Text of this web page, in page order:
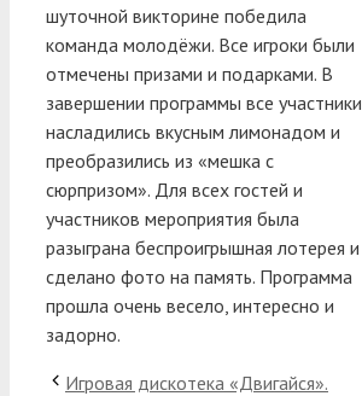
шуточной викторине победила
команда молодёжи. Все игроки были
отмечены призами и подарками. В
завершении программы все участники
насладились вкусным лимонадом и
преобразились из «мешка с
сюрпризом». Для всех гостей и
участников мероприятия была
разыграна беспроигрышная лотерея и
сделано фото на память. Программа
прошла очень весело, интересно и
задорно.
Игровая дискотека «Двигайся».